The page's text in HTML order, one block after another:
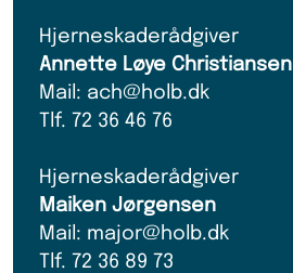
Hjerneskaderådgiver
Annette Løye Christiansen
Mail: ach@holb.dk
Tlf. 72 36 46 76
Hjerneskaderådgiver
Maiken Jørgensen
Mail: major@holb.dk
Tlf. 72 36 89 73